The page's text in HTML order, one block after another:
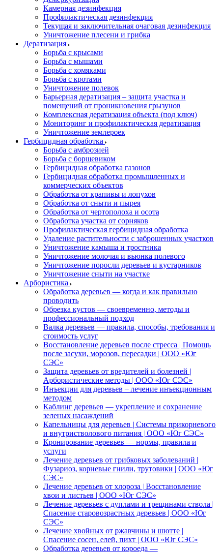
Камерная дезинфекция
Профилактическая дезинфекция
Текущая и заключительная очаговая дезинфекция
Уничтожение плесени и грибка
Дератизация
Борьба с крысами
Борьба с мышами
Борьба с хомяками
Борьба с кротами
Уничтожение полевок
Барьерная дератизация – защита участка и
помещений от проникновения грызунов
Комплексная дератизация объекта (под ключ)
Мониторинг и профилактическая дератизация
Уничтожение землероек
Гербицидная обработка
Борьба с амброзией
Борьба с борщевиком
Гербицидная обработка газонов
Гербицидная обработка промышленных и
коммерческих объектов
Обработка от крапивы и лопухов
Обработка от сныти и пырея
Обработка от чертополоха и осота
Обработка участка от сорняков
Профилактическая гербицидная обработка
Удаление растительности с заброшенных участков
Уничтожение камыша и тростника
Уничтожение молочая и вьюнка полевого
Уничтожение поросли деревьев и кустарников
Уничтожение сныти на участке
Арбористика
Обработка деревьев — когда и как правильно
проводить
Обрезка кустов — своевременно, методы и
профессиональный подход
Валка деревьев — правила, способы, требования и
стоимость услуг
Восстановление деревьев после стресса | Помощь
после засухи, морозов, пересадки | ООО «Юг
СЭС»
Защита деревьев от вредителей и болезней |
Арбористические методы | ООО «Юг СЭС»
Инъекции для деревьев – лечение инъекционным
методом
Каблинг деревьев — укрепление и сохранение
зеленых насаждений
Капельницы для деревьев | Системы прикорневого
и внутристволового питания | ООО «Юг СЭС»
Кронирование деревьев — нормы, правила и
услуги
Лечение деревьев от грибковых заболеваний |
Фузариоз, корневые гнили, трутовики | ООО «Юг
СЭС»
Лечение деревьев от хлороза | Восстановление
хвои и листьев | ООО «Юг СЭС»
Лечение деревьев с дуплами и трещинами ствола |
Спасение старовозрастных деревьев | ООО «Юг
СЭС»
Лечение хвойных от ржавчины и шютте |
Спасение сосен, елей, пихт | ООО «Юг СЭС»
Обработка деревьев от короеда —